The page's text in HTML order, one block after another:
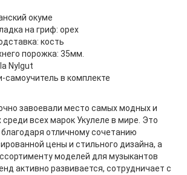
окуме
на гриф: орех
кость
порожка: 35мм.
Nylgut
самоучитель в комплекте
завоевали место самых модных и
всех марок Укулеле в мире. Это
отличному сочетанию
цены и стильного дизайна, а
моделей для музыкантов
активно развивается, сотрудничает с